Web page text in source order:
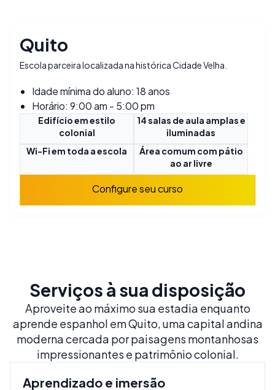
Quito
Escola parceira localizada na histórica Cidade Velha.
Idade mínima do aluno: 18 anos
Horário: 9:00 am - 5:00 pm
Edifício em estilo
colonial
14 salas de aula amplas e
iluminadas
Wi-Fi em toda a escola
Área comum com pátio
ao ar livre
Configure seu curso
Serviços à sua disposição
Aproveite ao máximo sua estadia enquanto
aprende espanhol em Quito, uma capital andina
moderna cercada por paisagens montanhosas
impressionantes e patrimônio colonial.
Aprendizado e imersão